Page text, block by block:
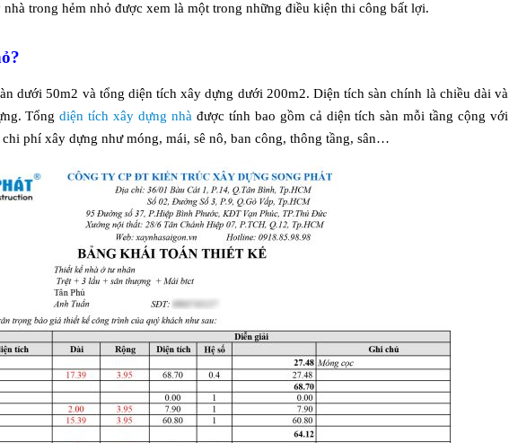
trong hẻm nhỏ được xem là một trong những điều kiện thi công bất lợi.
dưới 50m2 và tổng diện tích xây dựng dưới 200m2. Diện tích sàn chính là chiều dài và
Tổngdiện tích xây dựng nhà được tính bao gồm cả diện tích sàn mỗi tầng cộng với
phí xây dựng như móng, mái, sê nô, ban công, thông tầng, sân…